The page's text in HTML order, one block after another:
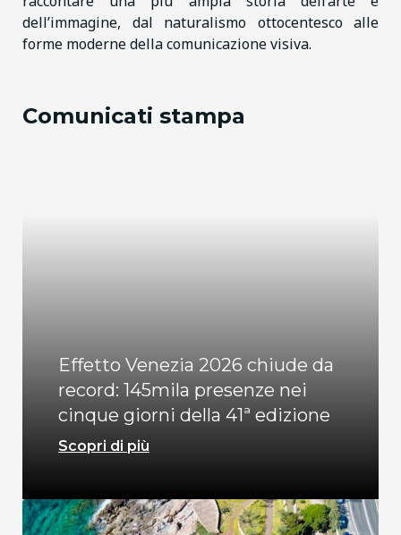
dell’immagine, dal naturalismo ottocentesco alle
forme moderne della comunicazione visiva.
Comunicati stampa
Effetto Venezia 2026 chiude da
record: 145mila presenze nei
cinque giorni della 41ª edizione
Scopri di più